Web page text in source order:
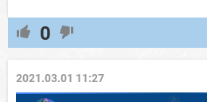
0
2021.03.01 11:27